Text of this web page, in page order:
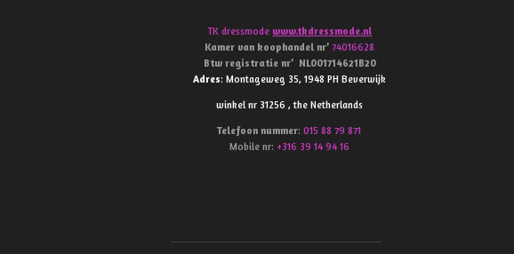
TK dressmode www.tkdressmode.nl
Kamer van koophandelnr’ 74016628
Btw registratie nr’ NL001714621B20
Adres: Montageweg 35, 1948 PH Beverwijk
winkel nr 31256 , the Netherlands
Telefoon nummer: 015 88 79 871
Mobile nr: +316 39 14 94 16